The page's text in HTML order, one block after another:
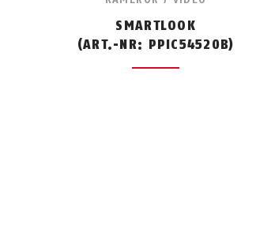
SMARTLOOK
(ART.-NR: PPIC54520B)